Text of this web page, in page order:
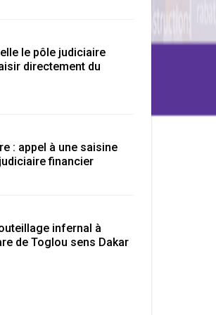
le pôle judiciaire
directement du
: appel à une saisine
financier
infernal à
de Toglou sens Dakar